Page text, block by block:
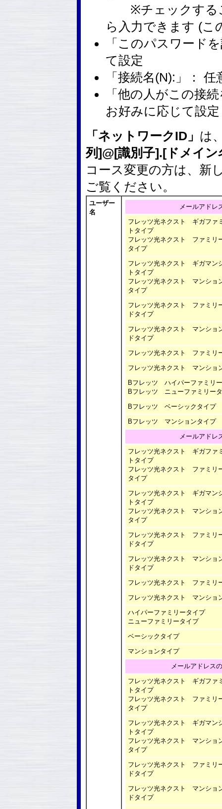
※チェックするこ
ら入力できます (こ
「このパスワード
て設定
「接続名(N):」：
「他の人がこの接
お好みに応じて設定
「ネットワークID」 は
列]@[識別子].[ドメイン
コース変更の方は、新
ご覧ください。
ユーザー
名
メールアドレ
フレッツ光ネクスト ギガファ
トタイプ
フレッツ光ネクスト ファミリ
タイプ
フレッツ光ネクスト ギガマン
トタイプ
フレッツ光ネクスト マンショ
タイプ
フレッツ光ネクスト ファミリ
ドタイプ
フレッツ光ネクスト マンショ
ドタイプ
フレッツ光ネクスト ファミリ
フレッツ光ネクスト マンショ
Bフレッツ ハイパーファミリ
Bフレッツ ニューファミリー
Bフレッツ ベーシックタイプ
Bフレッツ マンションタイプ
メールアドレ
フレッツ光ネクスト ギガファ
トタイプ
フレッツ光ネクスト ファミリ
タイプ
フレッツ光ネクスト ギガマン
トタイプ
フレッツ光ネクスト マンショ
タイプ
フレッツ光ネクスト ファミリ
ドタイプ
フレッツ光ネクスト マンショ
ドタイプ
フレッツ光ネクスト ファミリ
フレッツ光ネクスト マンショ
ハイパーファミリータイプ
ニューファミリータイプ
ベーシックタイプ
マンションタイプ
メールアドレス
フレッツ光ネクスト ギガファ
トタイプ
フレッツ光ネクスト ファミリ
タイプ
フレッツ光ネクスト ギガマン
トタイプ
フレッツ光ネクスト マンショ
タイプ
フレッツ光ネクスト ファミリ
ドタイプ
フレッツ光ネクスト マンショ
ドタイプ